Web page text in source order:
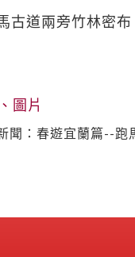
古道兩旁竹林密
圖片
聞：春遊宜蘭篇--跑